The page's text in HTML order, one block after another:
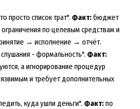
просто список трат". Факт:бюджет
по целевым средствам и
→ исполнение → отчёт.
- формальность". Факт:
а игнорирование процедур
и требует дополнительных
куда ушли деньги". Факт:по